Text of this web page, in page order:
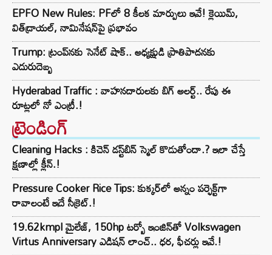
EPFO New Rules: PFలో 8 కీలక మార్పులు ఇవే! క్లెయిమ్,
విత్‌డ్రాయల్, నామినేషన్‌పై ప్రభావం
Trump: ట్రంప్‌నకు సెనేట్ షాక్.. అధ్యక్షుడి ప్రాతిపాదనకు
ఎదురుదెబ్బ
Hyderabad Traffic : వాహనదారులకు బిగ్ అలర్ట్.. రేపు ఈ
రూట్లలో నో ఎంట్రీ.!
ట్రెండింగ్‌
Cleaning Hacks : కిచెన్ డస్ట్‌బిన్ స్మెల్ కొడుతోందా.? ఇలా చేస్తే
క్షణాల్లో క్లీన్.!
Pressure Cooker Rice Tips: కుక్కర్‌లో అన్నం పర్ఫెక్ట్‌గా
రావాలంటే ఇదే సీక్రెట్.!
19.62kmpl మైలేజ్, 150hp టర్బో ఇంజిన్‌తో Volkswagen
Virtus Anniversary ఎడిషన్ లాంచ్.. ధర, ఫీచర్లు ఇవే.!